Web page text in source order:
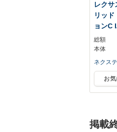
レク
リッ
ョンC
4WD
総額
本体
ネクス
お
掲載